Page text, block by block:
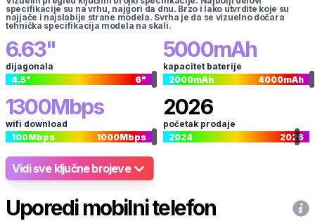
specifikacije su na vrhu, najgori da dnu. Brzo i lako utvrdite koje su
najjače i najslabije strane modela. Svrha je da se vizuelno dočara
tehnička specifikacija modela na skali.
6.63"
dijagonala
4.5" 6"
5000mAh
kapacitet baterije
2000mAh 4000mAh
1300Mbps
wifi download
100Mbps 1000Mbps
2026
početak prodaje
2024
2026
Vidi sve ključne brojeve
Uporedi mobilni telefon